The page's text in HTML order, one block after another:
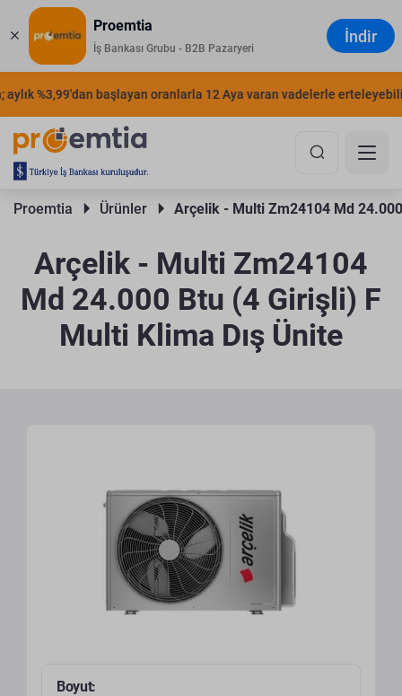
Proemtia
İş Bankası Grubu - B2B Pazaryeri
İndir
%3,99'dan başlayan oranlarla 12 Aya varan vadelerle
Proemtia Ürünler Arçelik - Multi Zm24104 Md
Arçelik - Multi Zm24104
Md 24.000 Btu (4 Girişli) F
Multi Klima Dış Ünite
Boyut: